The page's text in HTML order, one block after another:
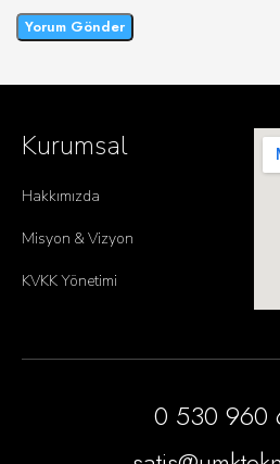
Kurumsal
Hakkımızda
Misyon & Vizyon
KVKK Yönetimi
0 530 960